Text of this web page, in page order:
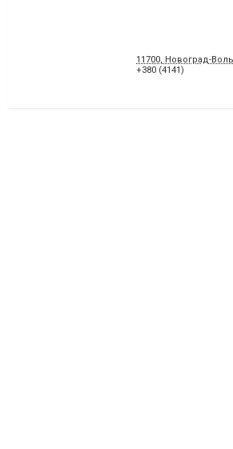
11700, Новоград-
+380 (4141)